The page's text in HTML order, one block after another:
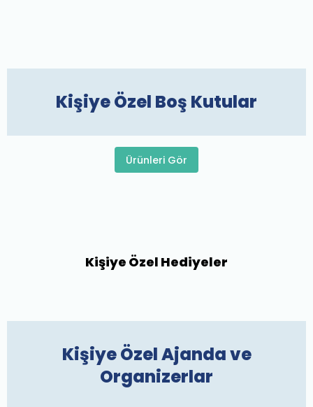
Kişiye Özel Boş Kutular
Ürünleri Gör
Kişiye Özel Hediyeler
Kişiye Özel Ajanda ve
Organizerlar